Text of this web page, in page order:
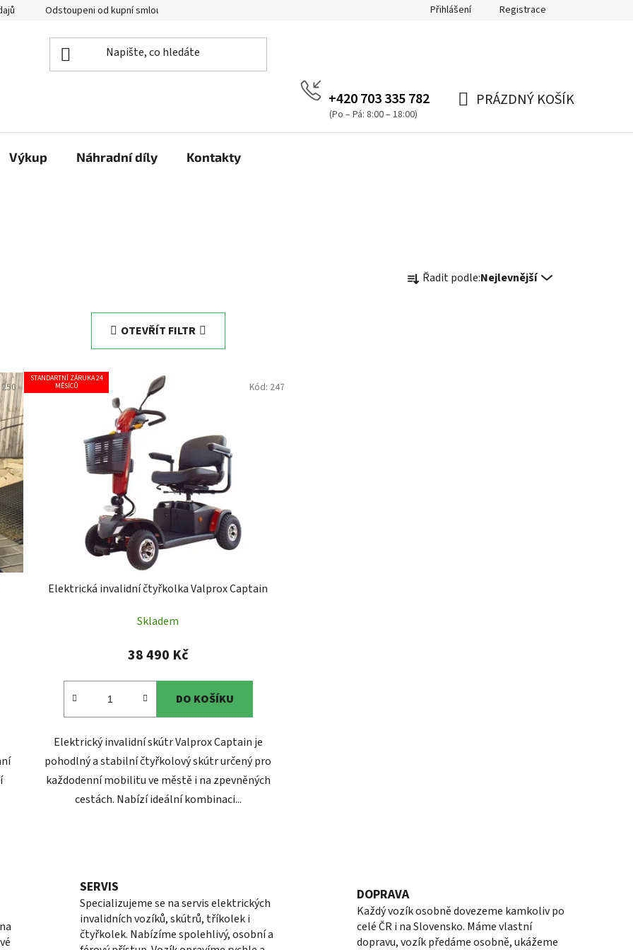
Odstoupeni od kupní smlouvy Přihlášení Registrace
+420 703 335 782
(Po – Pá: 8:00 – 18:00)
PRÁZDNÝ KOŠÍK
Výkup Náhradní díly Kontakty
a Řadit podle:Nejlevnější
OTEVŘÍT FILTR
250
STANDARTNÍ ZÁRUKA 24
MĚSÍCŮ
Elektrická invalidní čtyřkolka Valprox Captain
Skladem
38 490 Kč
DO KOŠÍKU
Elektrický invalidní skútr Valprox Captain je
pohodlný a stabilní čtyřkolový skútr určený pro
každodenní mobilitu ve městě i na zpevněných
cestách. Nabízí ideální kombinaci...
Kód: 247
d
a
c
SERVIS
Specializujeme se na servis elektrických
invalidních vozíků, skútrů, tříkolek i
čtyřkolek. Nabízíme spolehlivý, osobní a
DOPRAVA
Každý vozík osobně dovezeme kamkoliv po
celé ČR i na Slovensko. Máme vlastní
dopravu, vozík předáme osobně, ukážeme